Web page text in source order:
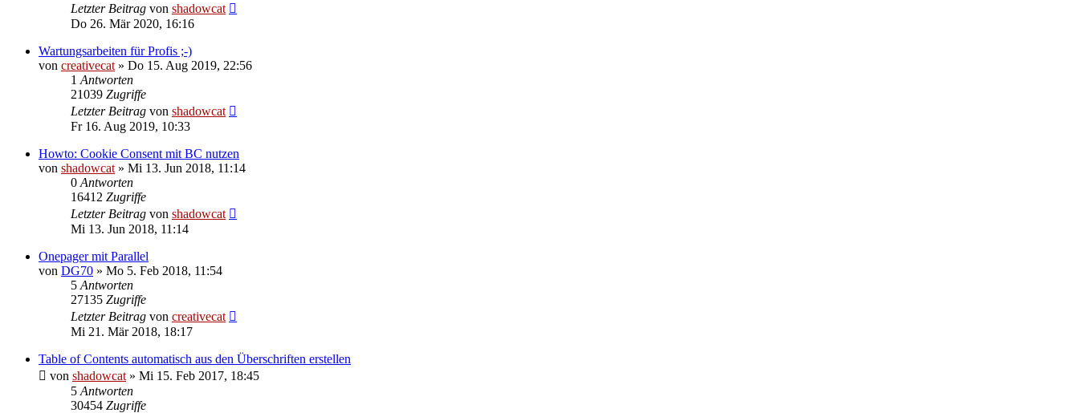
Letzter Beitrag von shadowcat
Do 26. Mär 2020, 16:16
Wartungsarbeiten für Profis ;-)
von creativecat » Do 15. Aug 2019, 22:56
1 Antworten
21039 Zugriffe
Letzter Beitrag von shadowcat
Fr 16. Aug 2019, 10:33
Howto: Cookie Consent mit BC nutzen
von shadowcat » Mi 13. Jun 2018, 11:14
0 Antworten
16412 Zugriffe
Letzter Beitrag von shadowcat
Mi 13. Jun 2018, 11:14
Onepager mit Parallel
von DG70 » Mo 5. Feb 2018, 11:54
5 Antworten
27135 Zugriffe
Letzter Beitrag von creativecat
Mi 21. Mär 2018, 18:17
Table of Contents automatisch aus den Überschriften erstellen
von shadowcat » Mi 15. Feb 2017, 18:45
5 Antworten
30454 Zugriffe